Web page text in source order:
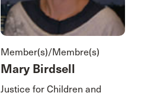
Member(s)/Membre(s)
Mary Birdsell
Justice for Children and